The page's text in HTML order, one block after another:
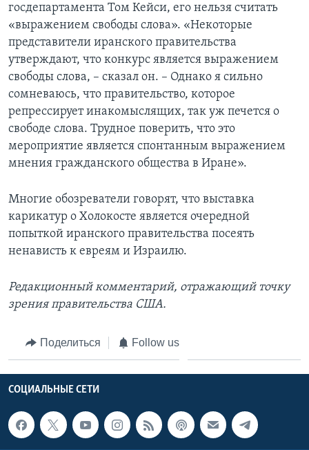
госдепартамента Том Кейси, его нельзя считать
«выражением свободы слова». «Некоторые
представители иранского правительства
утверждают, что конкурс является выражением
свободы слова, – сказал он. – Однако я сильно
сомневаюсь, что правительство, которое
репрессирует инакомыслящих, так уж печется о
свободе слова. Трудное поверить, что это
мероприятие является спонтанным выражением
мнения гражданского общества в Иране».
Многие обозреватели говорят, что выставка
карикатур о Холокосте является очередной
попыткой иранского правительства посеять
ненависть к евреям и Израилю.
Редакционный комментарий, отражающий точку
зрения правительства США.
Поделиться Follow us
СОЦИАЛЬНЫЕ СЕТИ